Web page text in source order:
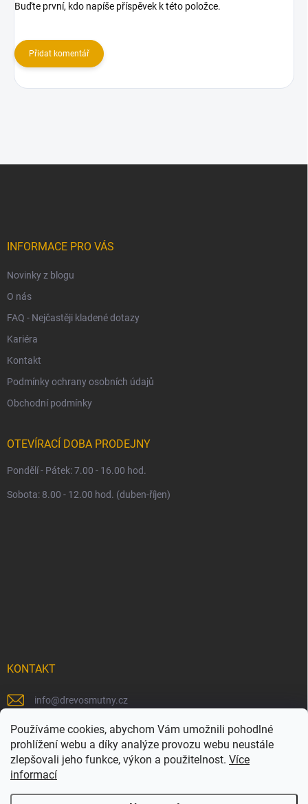
Používáme cookies, abychom Vám umožnili pohodlné
prohlížení webu a díky analýze provozu webu neustále
zlepšovali jeho funkce, výkon a použitelnost. Více
informací
Buďte první, kdo napíše příspěvek k této položce.
Přidat komentář
INFORMACE PRO VÁS
Novinky z blogu
O nás
FAQ - Nejčastěji kladené dotazy
Kariéra
Kontakt
Podmínky ochrany osobních údajů
Obchodní podmínky
OTEVÍRACÍ DOBA PRODEJNY
Pondělí - Pátek: 7.00 - 16.00 hod.
Sobota: 8.00 - 12.00 hod. (duben-říjen)
KONTAKT
info@drevosmutny.cz
+420 725 710 840
https://www.facebook.com/drevosmutny/
drevosmutny/